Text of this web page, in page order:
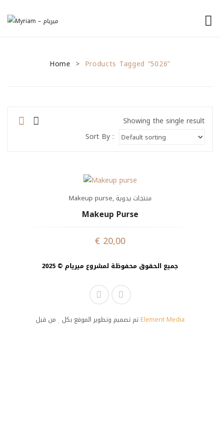
من نحن
Financial Tips
تواصل معنا
Home > Products Tagged “5026”
Showing the single result
Sort By :
Makeup purse, منتجات يدوية
Makeup Purse
€ 20,00
جميع الحقوق محفوظة لمشروع ميريام © 2025
تم تصميم وتطوير الموقع بكلمن قبلElement Media